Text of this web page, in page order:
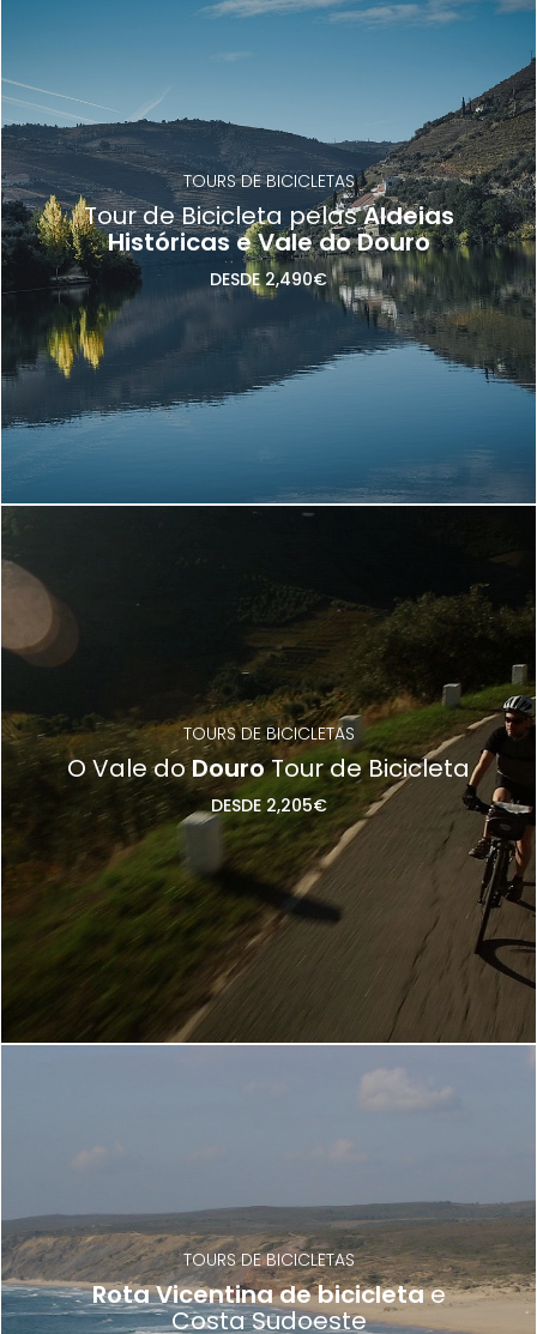
TOURS DE BICICLETAS
Tour de Bicicleta pelasAldeias
Históricas e Vale do Douro
DESDE 2,490€
TOURS DE BICICLETAS
O Vale doDouroTour de Bicicleta
DESDE 2,205€
TOURS DE BICICLETAS
Rota Vicentina de bicicletae
Costa Sudoeste